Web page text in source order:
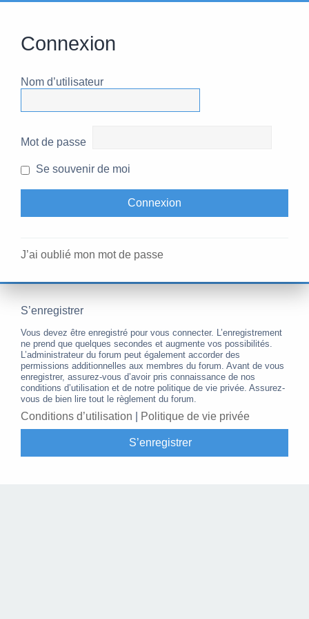
Connexion
Nom d’utilisateur
Mot de passe
Se souvenir de moi
J’ai oublié mon mot de passe
S’enregistrer
Vous devez être enregistré pour vous connecter. L’enregistrement
ne prend que quelques secondes et augmente vos possibilités.
L’administrateur du forum peut également accorder des
permissions additionnelles aux membres du forum. Avant de vous
enregistrer, assurez-vous d’avoir pris connaissance de nos
conditions d’utilisation et de notre politique de vie privée. Assurez-
vous de bien lire tout le règlement du forum.
Conditions d’utilisation Politique de vie privée
S’enregistrer